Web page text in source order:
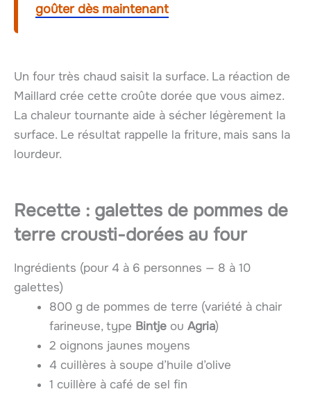
goûter dès maintenant
Un four très chaud saisit la surface. La réaction de
Maillard crée cette croûte dorée que vous aimez.
La chaleur tournante aide à sécher légèrement la
surface. Le résultat rappelle la friture, mais sans la
lourdeur.
Recette : galettes de pommes de
terre crousti-dorées au four
Ingrédients (pour 4 à 6 personnes — 8 à 10
galettes)
800 g de pommes de terre (variété à chair
farineuse, type Bintje ou Agria)
2 oignons jaunes moyens
4 cuillères à soupe d’huile d’olive
1 cuillère à café de sel fin